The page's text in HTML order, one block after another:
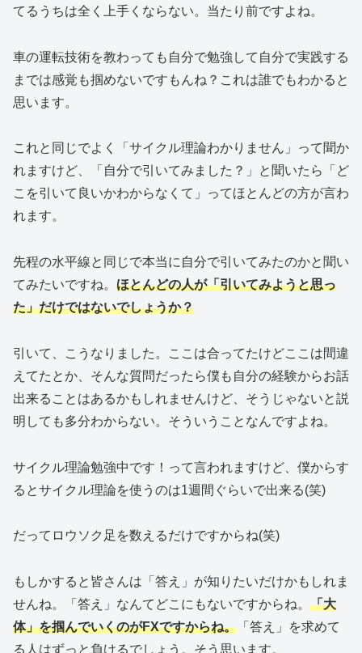
てるうちは全く上手くならない。当たり前ですよね。
車の運転技術を教わっても自分で勉強して自分で実践する
までは感覚も掴めないですもんね？これは誰でもわかると
思います。
これと同じでよく「サイクル理論わかりません」って聞か
れますけど、「自分で引いてみました？」と聞いたら「ど
こを引いて良いかわからなくて」ってほとんどの方が言わ
れます。
先程の水平線と同じで本当に自分で引いてみたのかと聞い
てみたいですね。 ほとんどの人が「引いてみようと思っ
た」だけではないでしょうか？
引いて、こうなりました。ここは合ってたけどここは間違
えてたとか、そんな質問だったら僕も自分の経験からお話
出来ることはあるかもしれませんけど、そうじゃないと説
明しても多分わからない。そういうことなんですよね。
サイクル理論勉強中です！って言われますけど、僕からす
るとサイクル理論を使うのは1週間ぐらいで出来る(笑)
だってロウソク足を数えるだけですからね(笑)
もしかすると皆さんは「答え」が知りたいだけかもしれま
せんね。「答え」なんてどこにもないですからね。 「大
体」を掴んでいくのがFXですからね。 「答え」を求めて
る人はずっと負けるでしょう。そう思います。